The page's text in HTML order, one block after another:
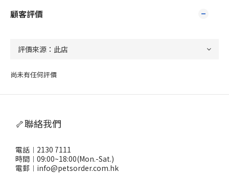
顧客評價
尚未有任何評價
🦴聯絡我們
電話︱2130 7111
時間︱09:00~18:00(Mon.-Sat.)
電郵︱info@petsorder.com.hk